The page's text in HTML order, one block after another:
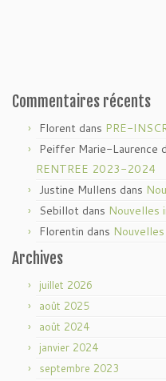
Commentaires récents
Florent dans PRE-
Peiffer Marie-Laurence
RENTREE 2023-2024
Justine Mullens dans
Sebillot dans Nouvelles
Florentin dans
Archives
juillet 2026
août 2025
août 2024
janvier 2024
septembre 2023